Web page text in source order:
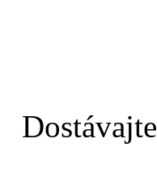
Dostávajte